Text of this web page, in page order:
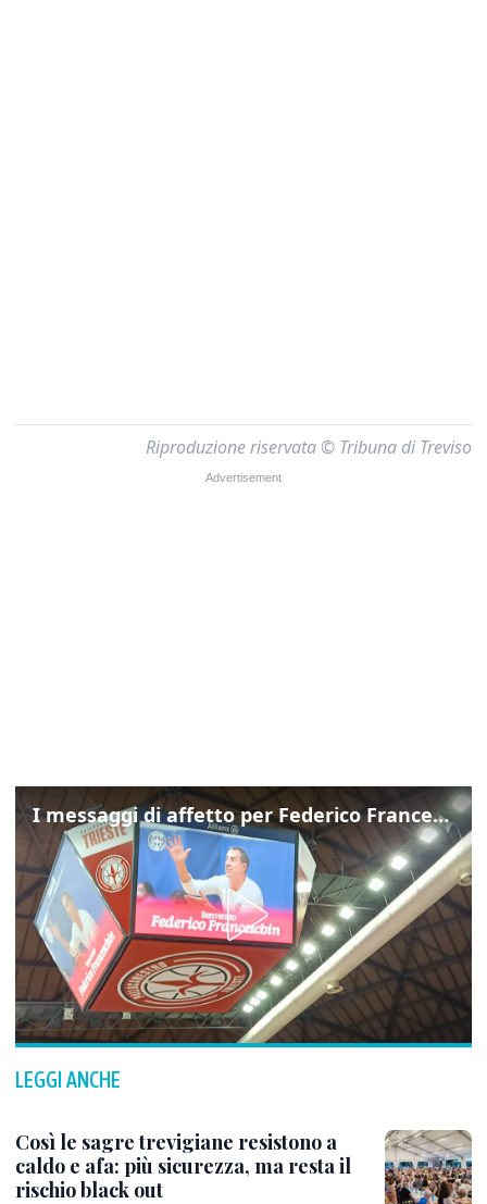
Riproduzione riservata © Tribuna di Treviso
I messaggi di affetto per Federico Franceschin: così il mondo del basket gli è stato accanto fino all’ultimo
LEGGI ANCHE
Così le sagre trevigiane resistono a
caldo e afa: più sicurezza, ma resta il
rischio black out